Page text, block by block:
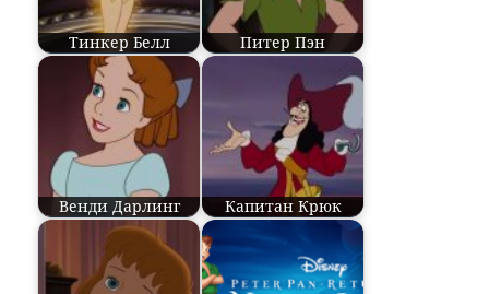
Тинкер Белл Питер Пэн
Венди Дарлинг Капитан Крюк